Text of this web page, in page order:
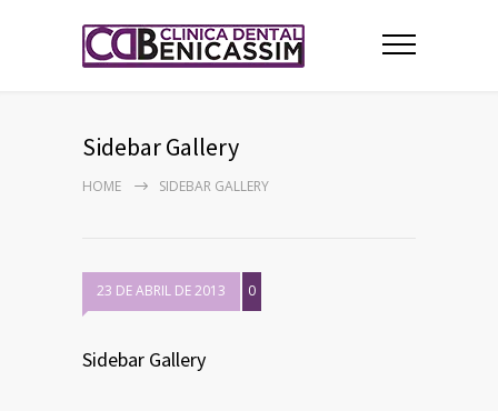
Sidebar Gallery
HOME SIDEBAR GALLERY
23 DE ABRIL DE 2013 0
Sidebar Gallery